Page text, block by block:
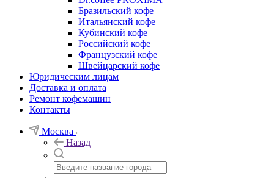
Бразильский кофе
Итальянский кофе
Кубинский кофе
Российский кофе
Французский кофе
Швейцарский кофе
Юридическим лицам
Доставка и оплата
Ремонт кофемашин
Контакты
Москва
Назад